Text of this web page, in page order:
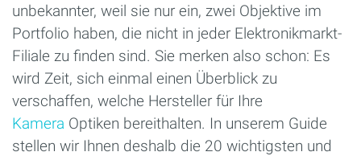
unbekannter, weil sie nur ein, zwei Objektive im
Portfolio haben, die nicht in jeder Elektronikmarkt-
Filiale zu finden sind. Sie merken also schon: Es
wird Zeit, sich einmal einen Überblick zu
verschaffen, welche Hersteller für Ihre
Kamera Optiken bereithalten. In unserem Guide
stellen wir Ihnen deshalb die 20 wichtigsten und